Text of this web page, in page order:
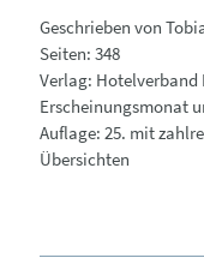
Geschrieben von
Seiten: 348
Verlag: Hotelverband
Erscheinungsmonat
Auflage: 25. mit
Übersichten